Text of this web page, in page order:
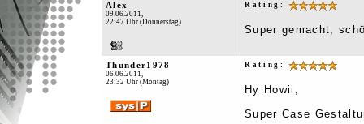
Alex
09.06.2011,
22:47 Uhr (Donnerstag)
Rating:
Super gemacht,
Thunder1978
06.06.2011,
23:32 Uhr (Montag)
Rating:
Hy Howii,
Super Case